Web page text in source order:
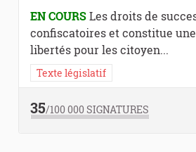
EN COURSLes droits de
confiscatoires et constitue
libertés pour les citoyen...
Texte législatif
35/100 000SIGNATURES